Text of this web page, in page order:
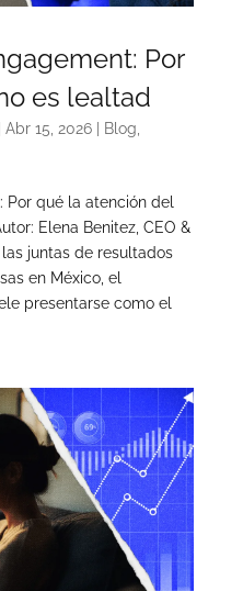
Por
es lealtad
Abr 15, 2026| Blog
Por qué la atención del
Elena Benitez, CEO &
juntas de resultados
en México, el
presentarse como el